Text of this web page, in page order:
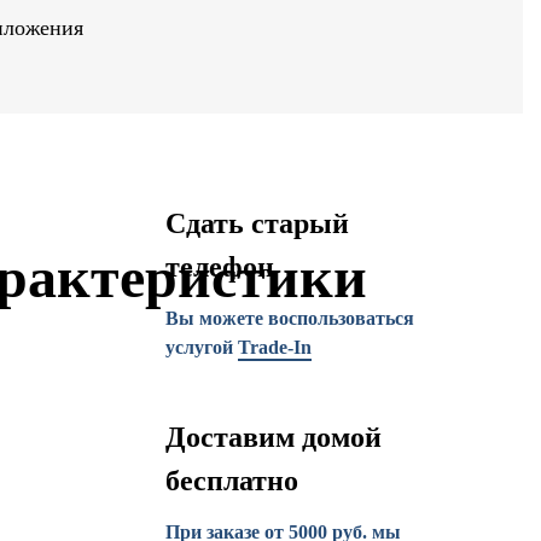
Сдать старый
телефон
Вы можете воспользоваться
услугой Trade-In
Доставим домой
бесплатно
При заказе от 5000 руб. мы